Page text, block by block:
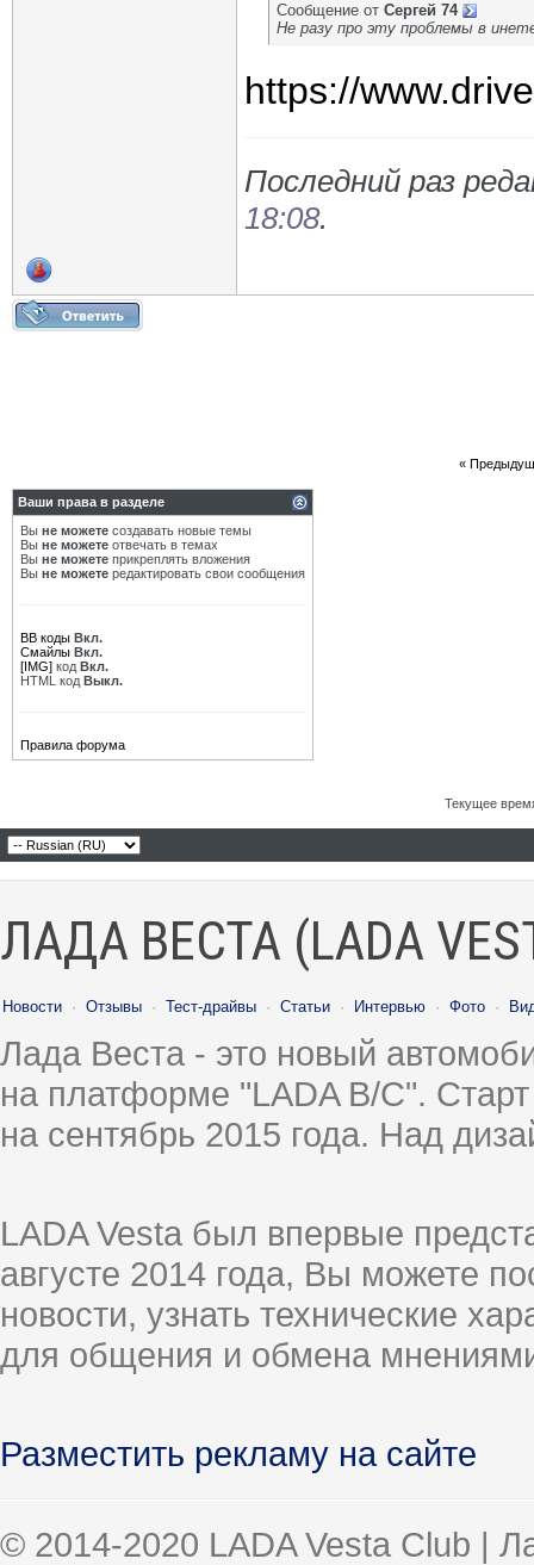
Сообщение от Сергей 74
Не разу про эту проблемы в
https://
Последний раз
18:08.
«
Ваши права в разделе
Вы не можете создавать новые темы
Вы не можете отвечать в темах
Вы не можете прикреплять вложения
Вы не можете редактировать свои сообщения
BB коды Вкл.
Смайлы Вкл.
[IMG] код Вкл.
HTML код Выкл.
Правила форума
Текущее
ЛАДА ВЕСТА (LADA
Новости · Отзывы · Тест-драйвы · Статьи · Интервью · Фото ·
Лада Веста - это новый
на платформе "LADA B/C".
на сентябрь 2015 года. Над
LADA Vesta был впервые
августе 2014 года, Вы можете
новости, узнать технические
для общения и обмена
Разместить рекламу на сайте
© 2014-2020 LADA Vesta Club |